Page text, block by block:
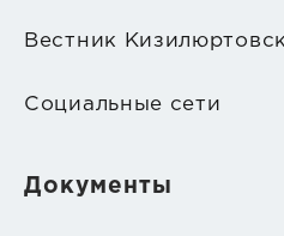
Вестник
Социальные сети
Документы